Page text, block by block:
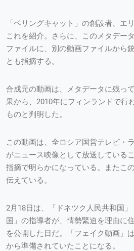
「ベリングキャット」の創設者、エ
これを紹介。さらに、このメタデー
ファイルに、別の動画ファイルから
とも指摘する。
合成元の動画は、メタデータに残っ
果から、2010年にフィンランドで行
ものと判明した。
この動画は、全ロシア国営テレビ・
がニュース映像として放送している
指摘で明らかになっている。またこ
伝えている。
2月18日は、「ドネツク人民共和国
国」の指導者が、情勢緊迫を理由に
を公開した日だ。「フェイク動画」
から準備されていたことになる。